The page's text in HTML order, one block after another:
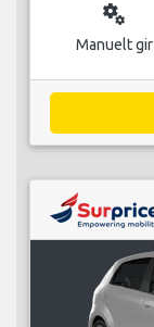
miscellaneous_services
Manuelt gir